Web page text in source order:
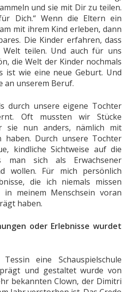
und sie mit Dir zu teilen.
Dich.“ Wenn die Eltern ein
mit ihrem Kind erleben, dann
Die Kinder erfahren, dass
Welt teilen. Und auch für uns
die Welt der Kinder nochmals
ist wie eine neue Geburt. Und
an unserem Beruf.
durch unsere eigene Tochter
Oft mussten wir Stücke
sie nun anders, nämlich mit
haben. Durch unsere Tochter
kindliche Sichtweise auf die
man sich als Erwachsener
wollen. Für mich persönlich
die ich niemals missen
meinem Menschsein voran
haben.
oder Erlebnisse wurdet
eine Schauspielschule
und gestaltet wurde von
bekannten Clown, der Dimitri